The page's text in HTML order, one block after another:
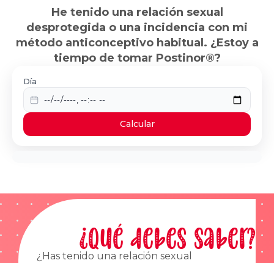
He tenido una relación sexual
desprotegida o una incidencia con mi
método anticonceptivo habitual. ¿Estoy a
tiempo de tomar Postinor®?
Día
Calcular
¿Qué debes saber?
¿Has tenido una relación sexual